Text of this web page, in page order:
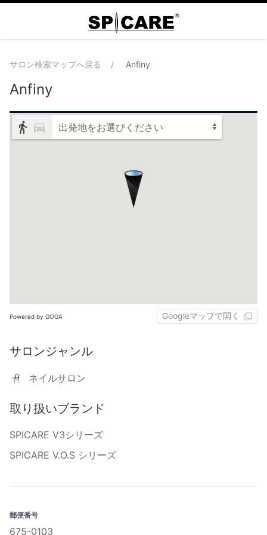
サロン検索マップへ戻る Anfiny
Anfiny
出発地をお選びください
Powered by GOGA Googleマップで開く
サロンジャンル
ネイルサロン
取り扱いブランド
SPICARE V3シリーズ
SPICARE V.O.S シリーズ
郵便番号
675-0103